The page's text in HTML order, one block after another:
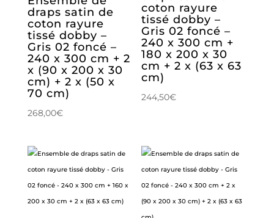
draps satin de
coton rayure
tissé dobby –
Gris 02 foncé –
240 x 300 cm + 2
x (90 x 200 x 30
cm) + 2 x (50 x
70 cm)
268,00€
coton rayure
tissé dobby –
Gris 02 foncé –
240 x 300 cm +
180 x 200 x 30
cm + 2 x (63 x 63
cm)
244,50€